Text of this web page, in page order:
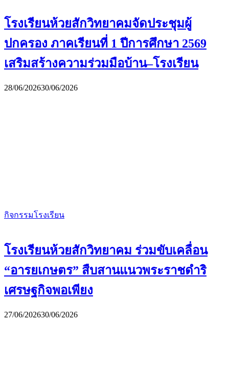
โรงเรียนห้วยสักวิทยาคมจัดประชุมผู้
ปกครอง ภาคเรียนที่ 1 ปีการศึกษา 2569
เสริมสร้างความร่วมมือบ้าน–โรงเรียน
28/06/202630/06/2026
กิจกรรมโรงเรียน
โรงเรียนห้วยสักวิทยาคม ร่วมขับเคลื่อน
“อารยเกษตร” สืบสานแนวพระราชดำริ
เศรษฐกิจพอเพียง
27/06/202630/06/2026